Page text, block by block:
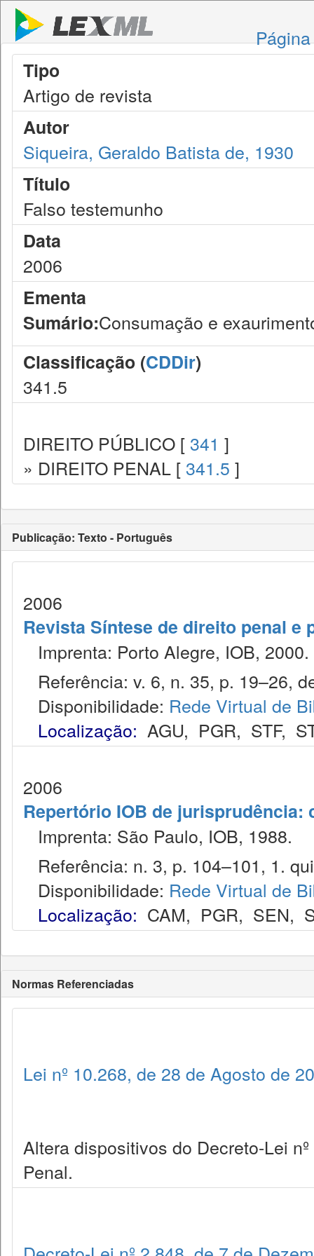
Tipo
Artigo de revista
Autor
Siqueira, Geraldo Batista de, 1930
Título
Falso testemunho
Data
2006
Ementa
Sumário:Consumação e
Classificação (CDDir)
341.5
DIREITO PÚBLICO [ 341 ]
» DIREITO PENAL [ 341.5 ]
Publicação: Texto - Português
2006
Revista Síntese de direito penal e
Imprenta: Porto Alegre, IOB, 2000.
Referência: v. 6, n. 35, p. 19–26,
Disponibilidade: Rede Virtual de
Localização: AGU, PGR, STF,
2006
Repertório IOB de
Imprenta: São Paulo, IOB, 1988.
Referência: n. 3, p. 104–101, 1.
Disponibilidade: Rede Virtual de
Localização: CAM, PGR, SEN,
Normas Referenciadas
Lei nº 10.268, de 28 de Agosto de
Altera dispositivos do Decreto-Lei
Penal.